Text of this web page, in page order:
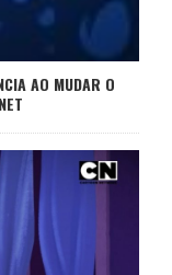
AO MUDAR O